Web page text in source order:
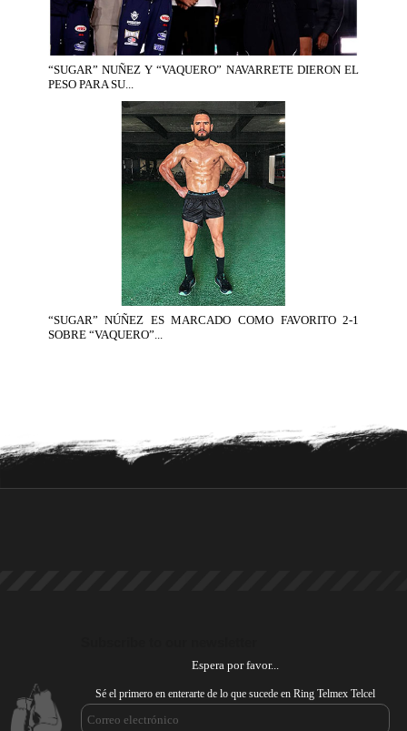
“SUGAR” NUÑEZ Y “VAQUERO” NAVARRETE DIERON EL
PESO PARA SU...
“SUGAR” NÚÑEZ ES MARCADO COMO FAVORITO 2-1
SOBRE “VAQUERO”...
Espera por favor...
Sé el primero en enterarte de lo que sucede en Ring Telmex Telcel